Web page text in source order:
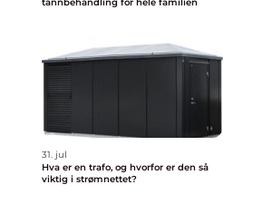
31. jul
Hva er en trafo, og hvorfor er den så
viktig i strømnettet?